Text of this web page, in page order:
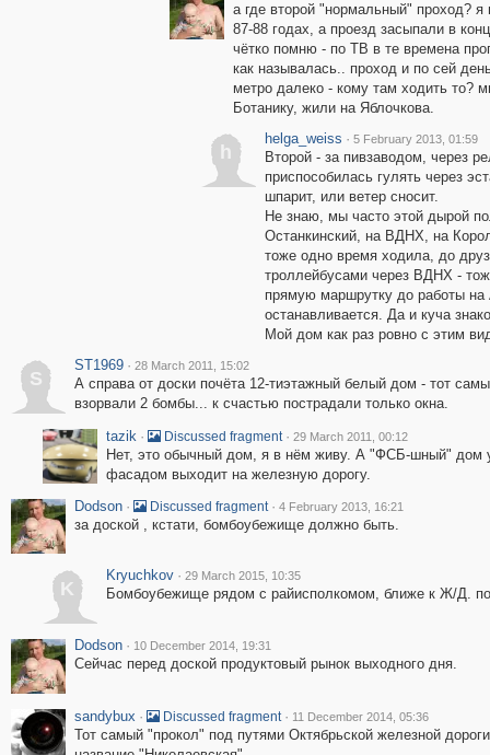
а где второй "нормальный" проход?
87-88 годах, а проезд засыпали в
чётко помню - по ТВ в те времена
как называлась.. проход и по сей
метро далеко - кому там ходить то?
Ботанику, жили на Яблочкова.
h
helga_weiss · 5 February 2013, 01:59
Второй - за пивзаводом, через
приспособилась гулять через
шпарит, или ветер сносит.
Не знаю, мы часто этой дырой
Останкинский, на ВДНХ, на
тоже одно время ходила, до
троллейбусами через ВДНХ -
прямую маршрутку до работы на
останавливается. Да и куча
Мой дом как раз ровно с этим
S
ST1969 · 28 March 2011, 15:02
А справа от доски почёта 12-тиэтажный белый дом - тот
взорвали 2 бомбы... к счастью пострадали только окна.
tazik · Discussed fragment · 29 March 2011, 00:12
Нет, это обычный дом, я в нём живу. А "ФСБ-шный" дом у
фасадом выходит на железную дорогу.
Dodson · Discussed fragment · 4 February 2013, 16:21
за доской , кстати, бомбоубежище должно быть.
K
Kryuchkov · 29 March 2015, 10:35
Бомбоубежище рядом с райисполкомом, ближе к Ж/Д.
Dodson · 10 December 2014, 19:31
Сейчас перед доской продуктовый рынок выходного дня.
sandybux · Discussed fragment · 11 December 2014, 05:36
Тот самый "прокол" под путями Октябрьской железной